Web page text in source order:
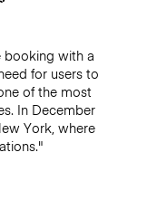
booking with a
for users to
of the most
In December
York, where